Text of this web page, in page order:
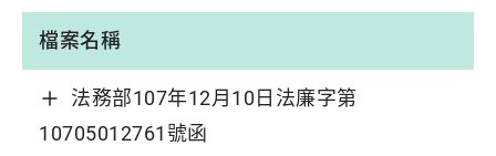
檔案名稱
法務部107年12月10日法廉字第
10705012761號函